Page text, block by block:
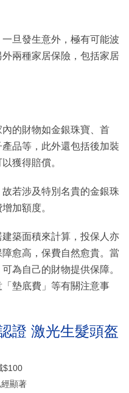
旦發生意外，極有可能波
兩種家居保險，包括家居
的財物如金銀珠寶、首
品等，此外還包括後加裝
獲得賠償。
若涉及特別名貴的金銀珠
加額度。
築面積來計算，投保人亦
愈高，保費自然愈貴。當
為自己的財物提供保障。
墊底費」等有關注意事
證 激光生髮頭盔
$100
顯著